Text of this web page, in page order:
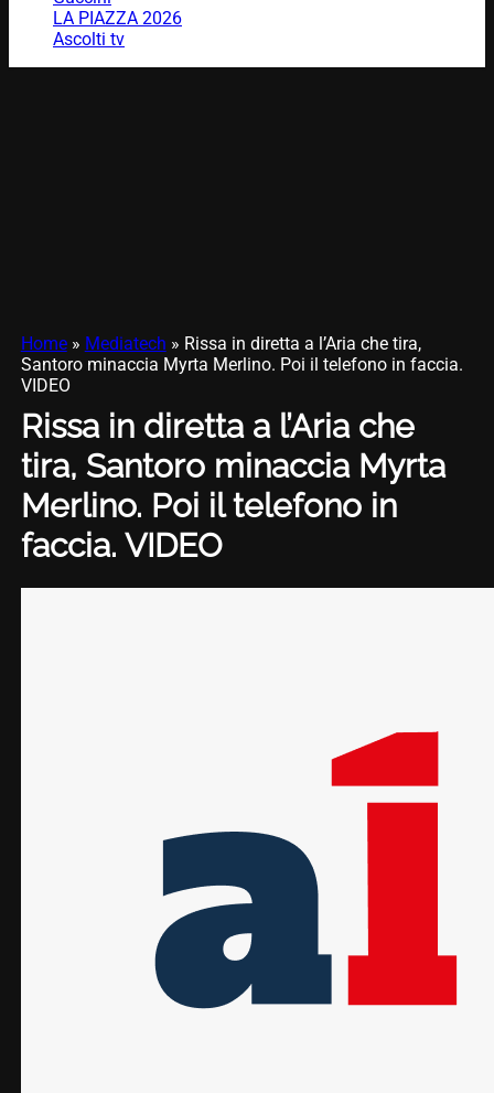
LA PIAZZA 2026
Ascolti tv
Home» Mediatech » Rissa in diretta a l’Aria che tira,
Santoro minaccia Myrta Merlino. Poi il telefono in faccia.
VIDEO
Rissa in diretta a l’Aria che
tira, Santoro minaccia Myrta
Merlino. Poi il telefono in
faccia. VIDEO